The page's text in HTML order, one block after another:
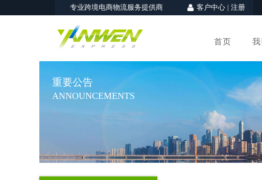
专业跨境电商物流服务提供商 客户中心 注册
首页
重要公告
ANNOUNCEMENTS